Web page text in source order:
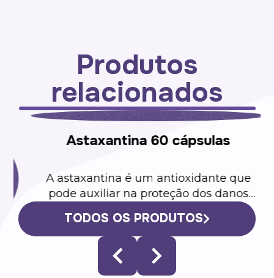
Produtos
relacionados
Astaxantina 60 cápsulas
TODOS OS PRODUTOS